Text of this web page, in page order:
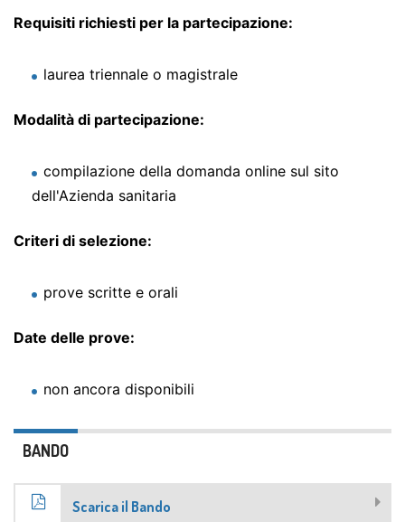
Requisiti richiesti per la partecipazione:
laurea triennale o magistrale
Modalità di partecipazione:
compilazione della domanda online sul sito
dell'Azienda sanitaria
Criteri di selezione:
prove scritte e orali
Date delle prove:
non ancora disponibili
BANDO
Scarica il Bando